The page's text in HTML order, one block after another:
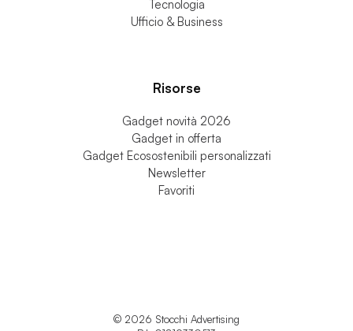
Personale & Accessori
Strumenti di scrittura
Risorse
Gadget novità 2026
Gadget in offerta
Gadget Ecosostenibili personalizzati